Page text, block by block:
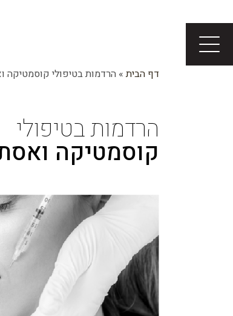
דף הבית» הרדמות בטיפולי קוסמטיקה
הרדמות בטיפולי
קוסמטיקה